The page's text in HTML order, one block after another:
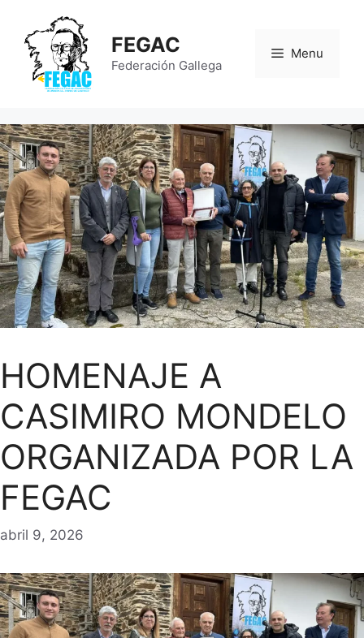
contenido
FEGAC
Federación Gallega
Menu
HOMENAJE A
CASIMIRO MONDELO
ORGANIZADA POR LA
FEGAC
abril 9, 2026